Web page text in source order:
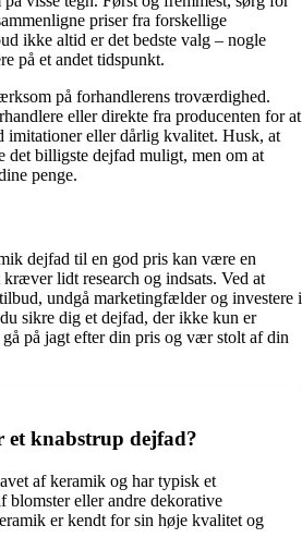
priser fra forskellige
ikke altid er det bedste valg – nogle
på et andet tidspunkt.
på forhandlerens troværdighed.
eller direkte fra producenten for at
imitationer eller dårlig kvalitet. Husk, at
det billigste dejfad muligt, men om at
penge.
dejfad til en god pris kan være en
lidt research og indsats. Ved at
undgå marketingfælder og investere i
sikre dig et dejfad, der ikke kun er
på jagt efter din pris og vær stolt af din
et knabstrup dejfad?
af keramik og har typisk et
blomster eller andre dekorative
er kendt for sin høje kvalitet og